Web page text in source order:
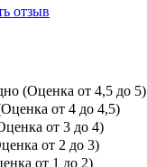
отзыв
(Оценка от 4,5 до 5)
от 4 до 4,5)
от 3 до 4)
от 2 до 3)
от 1 до 2)